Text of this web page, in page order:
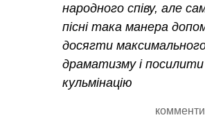
народного співу, але
пісні така манера
досягти
драматизму і посилити
кульмінацію